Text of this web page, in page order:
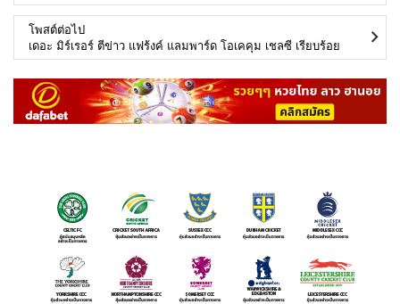
โพสต์ต่อไป
เดอะ มิร์เรอร์ ตีข่าว แฟร้งค์ แลมพาร์ด โอเคคุม เชลซี เรียบร้อย